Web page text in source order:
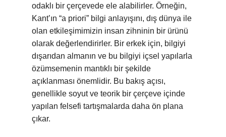
odaklı bir çerçevede ele alabilirler. Örneğin,
Kant’ın “a priori” bilgi anlayışını, dış dünya ile
olan etkileşimimizin insan zihninin bir ürünü
olarak değerlendirirler. Bir erkek için, bilgiyi
dışarıdan almanın ve bu bilgiyi içsel yapılarla
özümsemenin mantıklı bir şekilde
açıklanması önemlidir. Bu bakış açısı,
genellikle soyut ve teorik bir çerçeve içinde
yapılan felsefi tartışmalarda daha ön plana
çıkar.